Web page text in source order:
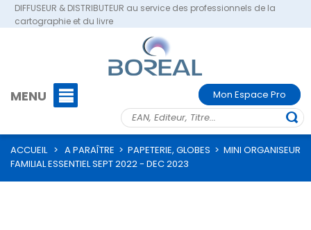
DIFFUSEUR & DISTRIBUTEUR au service des professionnels de la
cartographie et du livre
MENU Mon Espace Pro
ACCUEIL > A PARAÎTRE > PAPETERIE, GLOBES > MINI ORGANISEUR
FAMILIAL ESSENTIEL SEPT 2022 - DEC 2023